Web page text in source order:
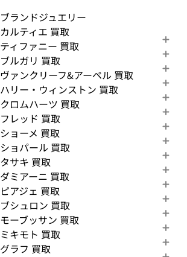
ブランドジュエリー
カルティエ 買取
ティファニー 買取
ブルガリ 買取
ヴァンクリーフ&アーペル 買取
ハリー・ウィンストン 買取
クロムハーツ 買取
フレッド 買取
ショーメ 買取
ショパール 買取
タサキ 買取
ダミアーニ 買取
ピアジェ 買取
ブシュロン 買取
モーブッサン 買取
ミキモト 買取
グラフ 買取